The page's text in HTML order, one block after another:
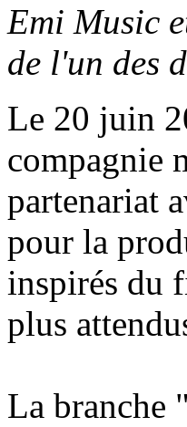
Emi Music
de l'un des
Le 20 juin
compagnie
partenariat
pour la
inspirés du
plus
La branche